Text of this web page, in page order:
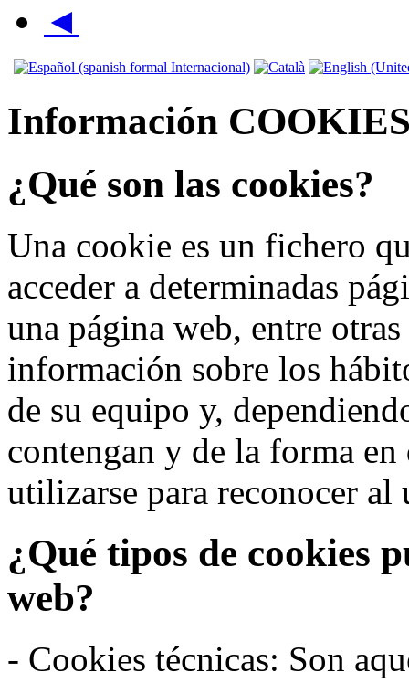
◄
Información
¿Qué son las cookies?
Una cookie es un fichero
acceder a determinadas
una página web, entre
información sobre los
de su equipo y,
contengan y de la forma
utilizarse para reconocer al
¿Qué tipos de cookies
web?
- Cookies técnicas: Son